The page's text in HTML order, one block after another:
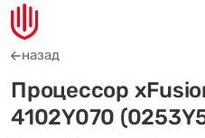
назад
Процессор
4102Y070